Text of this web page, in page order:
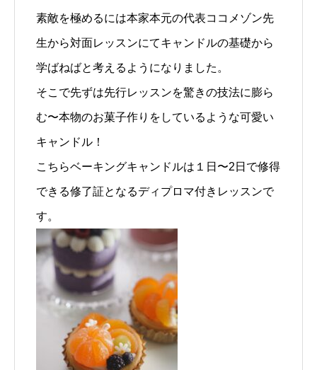
素敵を極めるには本家本元の代表ココメゾン先
生から対面レッスンにてキャンドルの基礎から
学ばねばと考えるようになりました。
そこで先ずは先行レッスンを驚きの技法に膨ら
む〜本物のお菓子作りをしているような可愛い
キャンドル！
こちらベーキングキャンドルは１日〜2日で修得
できる修了証となるディプロマ付きレッスンで
す。